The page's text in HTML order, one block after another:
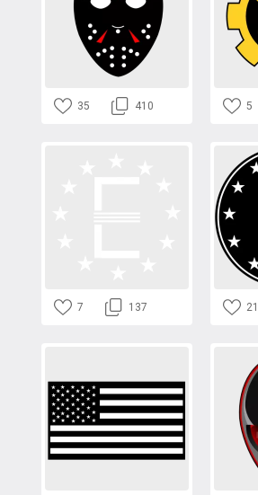
35 410 5
7 137 21